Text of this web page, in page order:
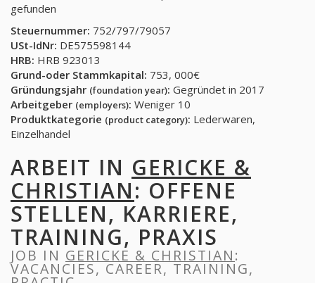
gefunden
Steuernummer: 752/797/79057
USt-IdNr: DE575598144
HRB: HRB 923013
Grund-oder Stammkapital: 753, 000€
Gründungsjahr (foundation year): Gegründet in 2017
Arbeitgeber (employers): Weniger 10
Produktkategorie (product category): Lederwaren,
Einzelhandel
ARBEIT IN GERICKE &
CHRISTIAN: OFFENE
STELLEN, KARRIERE,
TRAINING, PRAXIS
JOB IN GERICKE & CHRISTIAN:
VACANCIES, CAREER, TRAINING,